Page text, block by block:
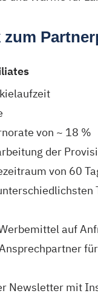
von ~ 18 %
der
von 60
auf
Newsletter mit